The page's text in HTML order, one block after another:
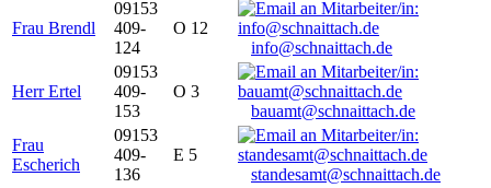
Frau Brendl
09153
409-
124
O 12
info@schnaittach.de
Herr Ertel
09153
409-
153
O 3
bauamt@schnaittach.de
Frau
Escherich
09153
409-
136
E 5
standesamt@schnaittach.de